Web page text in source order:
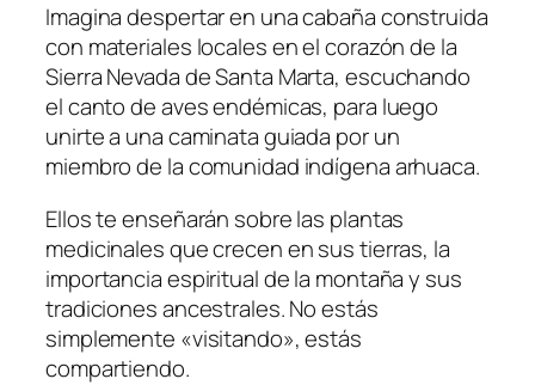
Imagina despertar en una cabaña construida
con materiales locales en el corazón de la
Sierra Nevada de Santa Marta, escuchando
el canto de aves endémicas, para luego
unirte a una caminata guiada por un
miembro de la comunidad indígena arhuaca.
Ellos te enseñarán sobre las plantas
medicinales que crecen en sus tierras, la
importancia espiritual de la montaña y sus
tradiciones ancestrales. No estás
simplemente «visitando», estás
compartiendo.